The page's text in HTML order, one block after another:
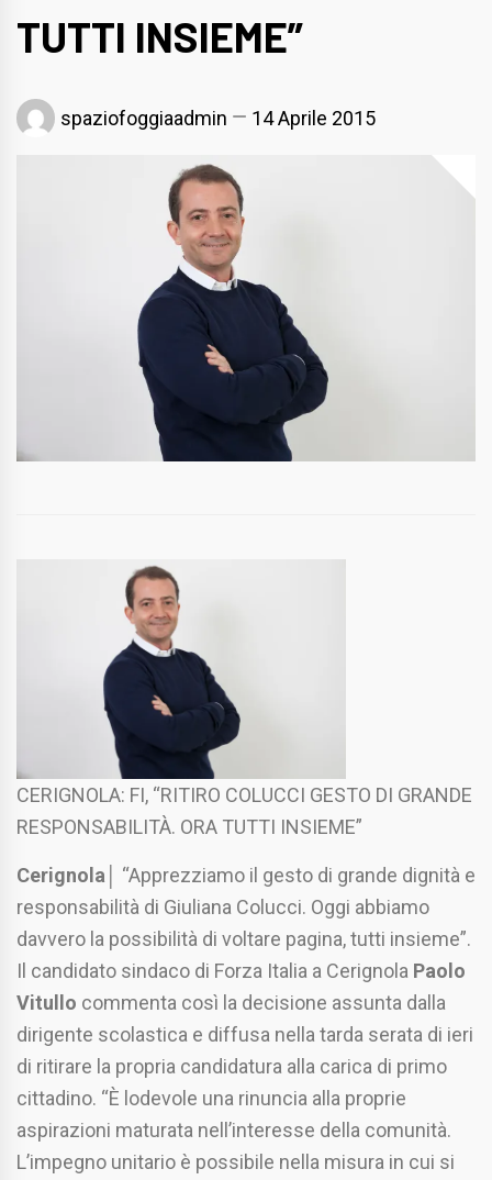
TUTTI INSIEME”
spaziofoggiaadmin 14 Aprile 2015
CERIGNOLA: FI, “RITIRO COLUCCI GESTO DI GRANDE
RESPONSABILITÀ. ORA TUTTI INSIEME”
Cerignola │ “Apprezziamo il gesto di grande dignità e
responsabilità di Giuliana Colucci. Oggi abbiamo
davvero la possibilità di voltare pagina, tutti insieme”.
Il candidato sindaco di Forza Italia a Cerignola Paolo
Vitullo commenta così la decisione assunta dalla
dirigente scolastica e diffusa nella tarda serata di ieri
di ritirare la propria candidatura alla carica di primo
cittadino. “È lodevole una rinuncia alla proprie
aspirazioni maturata nell’interesse della comunità.
L’impegno unitario è possibile nella misura in cui si